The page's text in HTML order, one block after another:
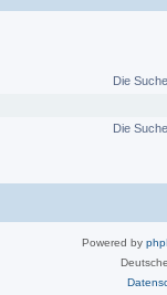
Die
Die
Powered by